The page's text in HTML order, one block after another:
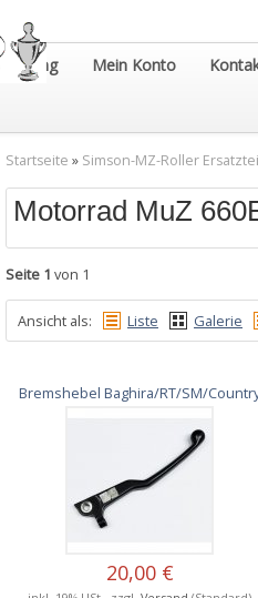
Gosling Mein Konto
Startseite » Simson-MZ-Roller
Motorrad MuZ
Seite 1 von 1
Ansicht als: Liste Galerie
Bremshebel Baghira/RT/SM/
20,00 €